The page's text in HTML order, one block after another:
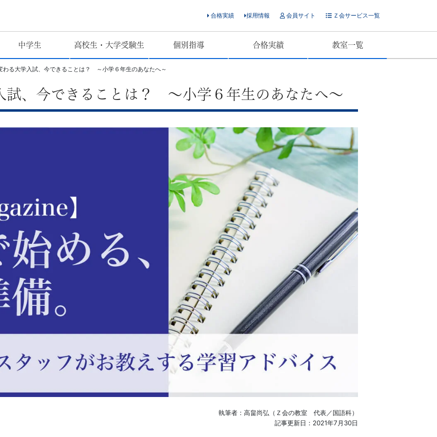
合格実績 採用情報 会員サイト Ｚ会サービス一覧
中学生 高校生・大学受験生 個別指導 合格実績 教室一覧
る大学入試、今できることは？ ～小学６年生のあなたへ～
、今できることは？ ～小学６年生のあなたへ～
執筆者：高畠尚弘（Ｚ会の教室 代表／国語科）
記事更新日：2021年7月30日